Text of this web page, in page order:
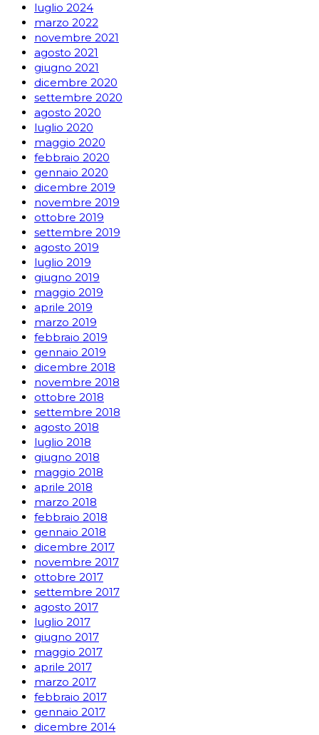
luglio 2024
marzo 2022
novembre 2021
agosto 2021
giugno 2021
dicembre 2020
settembre 2020
agosto 2020
luglio 2020
maggio 2020
febbraio 2020
gennaio 2020
dicembre 2019
novembre 2019
ottobre 2019
settembre 2019
agosto 2019
luglio 2019
giugno 2019
maggio 2019
aprile 2019
marzo 2019
febbraio 2019
gennaio 2019
dicembre 2018
novembre 2018
ottobre 2018
settembre 2018
agosto 2018
luglio 2018
giugno 2018
maggio 2018
aprile 2018
marzo 2018
febbraio 2018
gennaio 2018
dicembre 2017
novembre 2017
ottobre 2017
settembre 2017
agosto 2017
luglio 2017
giugno 2017
maggio 2017
aprile 2017
marzo 2017
febbraio 2017
gennaio 2017
dicembre 2014